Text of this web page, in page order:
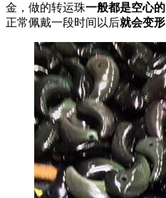
金，做的转运珠一般都是空心的
正常佩戴一段时间以后就会变形